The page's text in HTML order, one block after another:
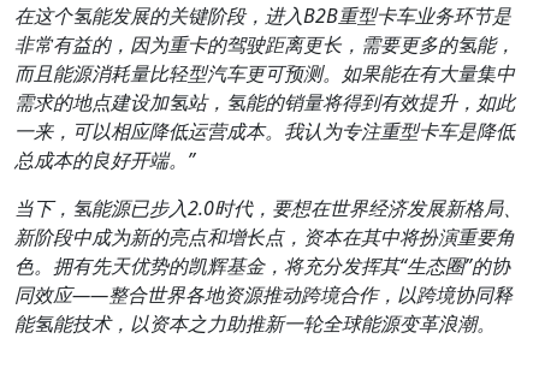
在这个氢能发展的关键阶段，进入B2B重型卡车业务环节是
非常有益的，因为重卡的驾驶距离更长，需要更多的氢能，
而且能源消耗量比轻型汽车更可预测。如果能在有大量集中
需求的地点建设加氢站，氢能的销量将得到有效提升，如此
一来，可以相应降低运营成本。我认为专注重型卡车是降低
总成本的良好开端。”
当下，氢能源已步入2.0时代，要想在世界经济发展新格局、
新阶段中成为新的亮点和增长点，资本在其中将扮演重要角
色。拥有先天优势的凯辉基金，将充分发挥其“生态圈”的协
同效应——整合世界各地资源推动跨境合作，以跨境协同释
能氢能技术，以资本之力助推新一轮全球能源变革浪潮。